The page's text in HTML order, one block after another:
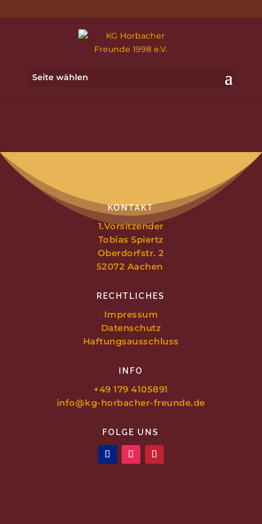
Seite wählen
KONTAKT
1.Vorsitzender
Tobias Spiertz
Oberdorfstr. 2
52072 Aachen
RECHTLICHES
Impressum
Datenschutz
Haftungsausschluss
INFO
+49 179 4105891
info@kg-horbacher-freunde.de
FOLGE UNS